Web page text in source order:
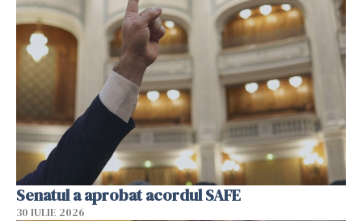
Senatul a aprobat acordul SAFE
30 IULIE 2026